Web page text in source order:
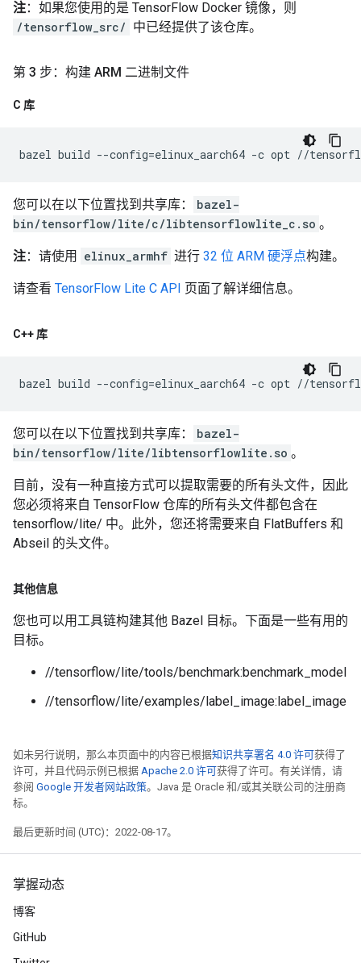
注：如果您使用的是 TensorFlow Docker 镜像，则
/tensorflow_src/ 中已经提供了该仓库。
第 3 步：构建 ARM 二进制文件
C 库
bazel build --config=elinux_aarch64 -c opt
您可以在以下位置找到共享库：
bazel-
bin/tensorflow/lite/c/libtensorflowlite_c.so 。
注：请使用 elinux_armhf 进行 32 位 ARM 硬浮点构建。
请查看 TensorFlow Lite C API 页面了解详细信息。
C++ 库
bazel build --config=elinux_aarch64 -c opt
您可以在以下位置找到共享库：
bazel-
bin/tensorflow/lite/libtensorflowlite.so 。
目前，没有一种直接方式可以提取需要的所有头文件，因此
您必须将来自 TensorFlow 仓库的所有头文件都包含在
tensorflow/lite/ 中。此外，您还将需要来自 FlatBuffers 和
Abseil 的头文件。
其他信息
您也可以用工具链构建其他 Bazel 目标。下面是一些有用的
目标。
//tensorflow/lite/tools/benchmark:benchmark_model
//tensorflow/lite/examples/label_image:label_image
如未另行说明，那么本页面中的内容已根据知识共享署名 4.0 许可获得了
许可，并且代码示例已根据 Apache 2.0 许可获得了许可。有关详情，请
参阅 Google 开发者网站政策。Java 是 Oracle 和/或其关联公司的注册商
标。
最后更新时间 (UTC)：2022-08-17。
掌握动态
博客
GitHub